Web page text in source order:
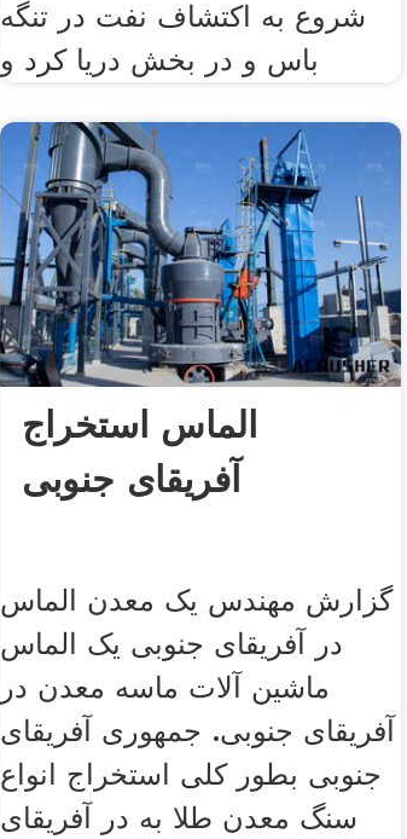
شروع به اکتشاف نفت در تنگه
باس و در بخش دریا کرد و
الماس استخراج
آفریقای جنوبی
گزارش مهندس یک معدن الماس
در آفریقای جنوبی یک الماس
ماشین آلات ماسه معدن در
آفریقای جنوبی. جمهوری آفریقای
جنوبی بطور کلی استخراج انواع
سنگ معدن طلا به در آفریقای